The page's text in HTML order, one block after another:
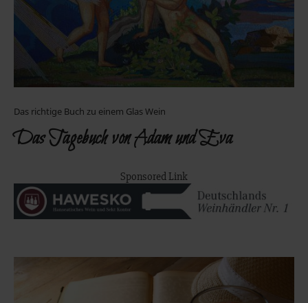
Das richtige Buch zu einem Glas Wein
Das Tagebuch von Adam und Eva
Sponsored Link